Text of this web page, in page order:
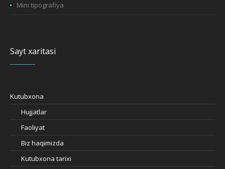
Mini tipografiya
Sayt xaritasi
Kutubxona
Hujjatlar
Faoliyat
Biz haqimizda
Kutubxona tarixi